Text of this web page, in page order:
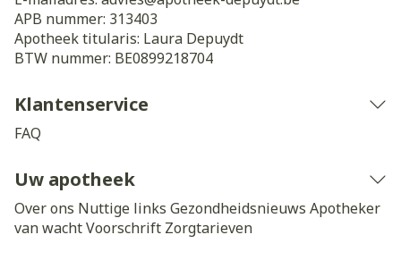
APB nummer: 313403
Apotheek titularis: Laura Depuydt
BTW nummer: BE0899218704
Klantenservice
FAQ
Uw apotheek
Over ons Nuttige links Gezondheidsnieuws Apotheker
van wachtVoorschrift Zorgtarieven